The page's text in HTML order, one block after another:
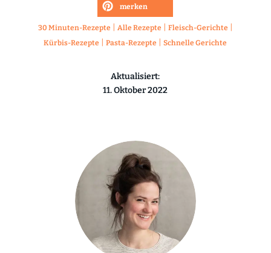
merken
30 Minuten-Rezepte Alle Rezepte Fleisch-Gerichte
Kürbis-Rezepte |Pasta-Rezepte |Schnelle Gerichte
Aktualisiert:
11. Oktober 2022